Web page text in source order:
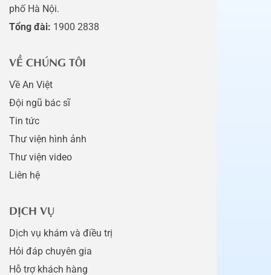
phố Hà Nội.
Tổng đài: 1900 2838
VỀ CHÚNG TÔI
Về An Việt
Đội ngũ bác sĩ
Tin tức
Thư viện hình ảnh
Thư viện video
Liên hệ
DỊCH VỤ
Dịch vụ khám và điều trị
Hỏi đáp chuyên gia
Hỗ trợ khách hàng